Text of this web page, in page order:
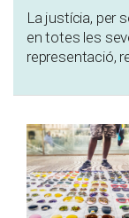
La justícia, per
en totes les
representació,